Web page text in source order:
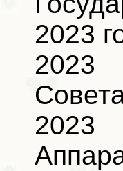
2023
2023
2023